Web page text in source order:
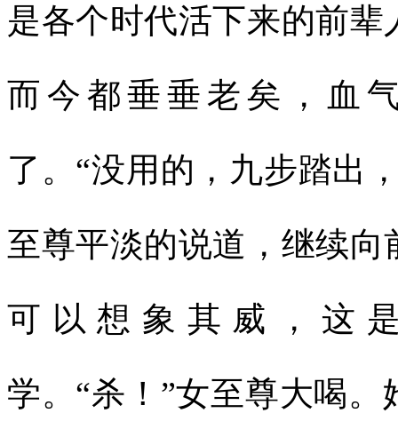
是各个时代活下来的前
而今都垂垂老矣，血
了。“没用的，九步踏出
至尊平淡的说道，继续
可以想象其威，这
学。“杀！”女至尊大喝